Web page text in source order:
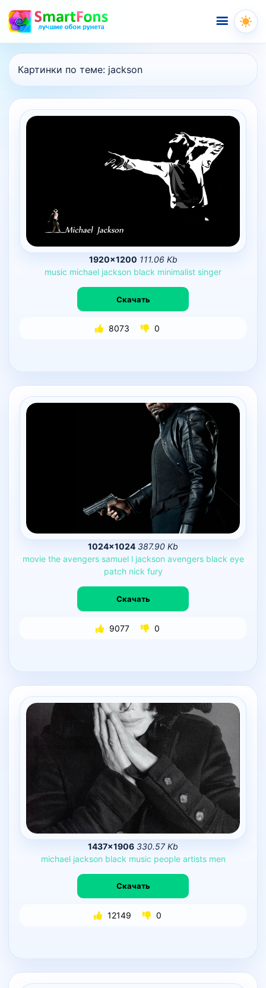
Меню
Картинки по теме: jackson
1920×1200 111.06 Kb
music michael jackson black minimalist singer
Скачать
8073 0
1024×1024 387.90 Kb
movie the avengers samuel l jackson avengers black eye
patch nick fury
Скачать
9077 0
1437×1906 330.57 Kb
michael jackson black music people artists men
Скачать
12149 0